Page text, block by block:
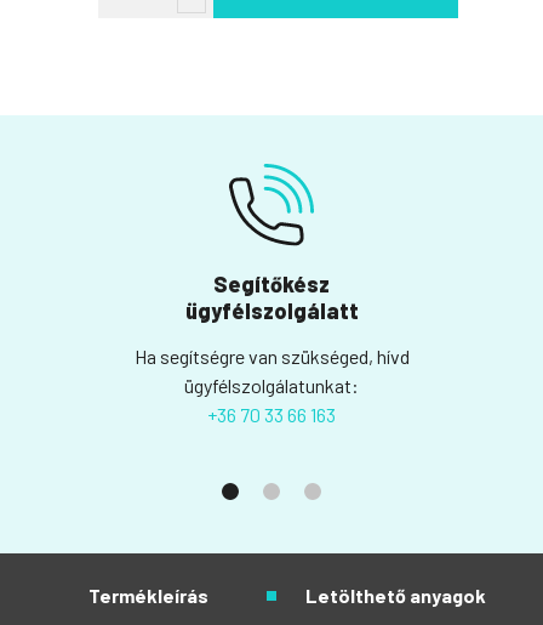
Segítőkész
ügyfélszolgálatt
Ha segítségre van szükséged, hívd
ügyfélszolgálatunkat:
+36 70 33 66 163
Termékleírás
Letölthető anyagok